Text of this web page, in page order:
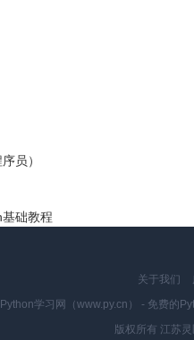
员）
础教程
关于我们
Python学习网（www.py.cn） - 免费的
版权所有 江苏